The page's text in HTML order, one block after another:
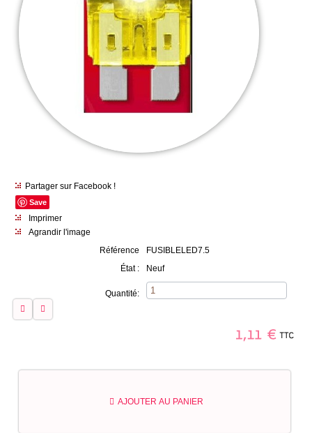
Partager sur Facebook !
Save
Imprimer
Agrandir l'image
Référence
FUSIBLELED7.5
État :
Neuf
Quantité:
AJOUTER AU PANIER